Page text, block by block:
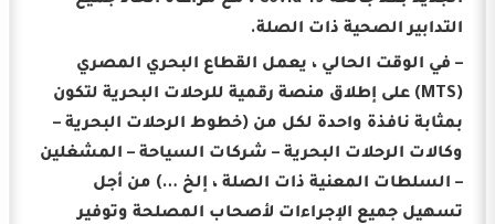
التدابير الصحية ذات الصلة.
– في الوقت الحالي ، يعمل القطاع البحري المصري
(MTS) على إطلاق منصة رقمية للرحلات البحرية لتكون
بمثابة نافذة واحدة لكل من (خطوط الرحلات البحرية –
وكالات الرحلات البحرية – شركات السياحة – المشغلين
– السلطات المعنية ذات الصلة ، إلخ …) من أجل
تسهيل جميع الإجراءات لأصحاب المصلحة وتوفير